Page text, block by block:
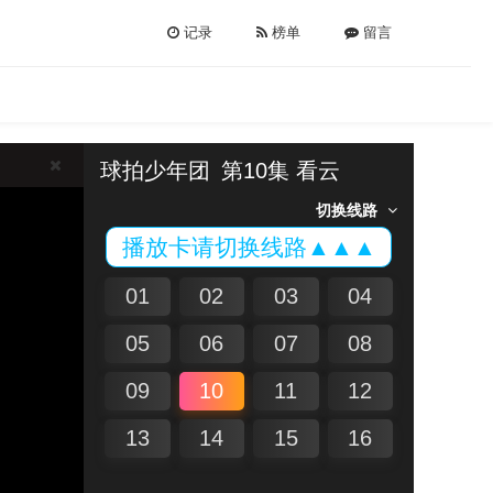
记录 榜单 留言
球拍少年团 第10集 看云
切换线路
播放卡请切换线路▲▲▲
01 02 03
04
05
06 07
08
09
10 11
12
13
14 15 16